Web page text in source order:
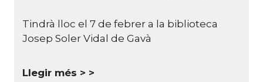
Tindrà lloc el 7 de febrer a la biblioteca
Josep Soler Vidal de Gavà
Llegir més >